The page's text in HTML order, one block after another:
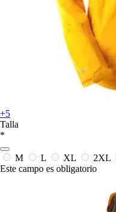
+5
Talla
*
M L XL 2XL
Este campo es obligatorio